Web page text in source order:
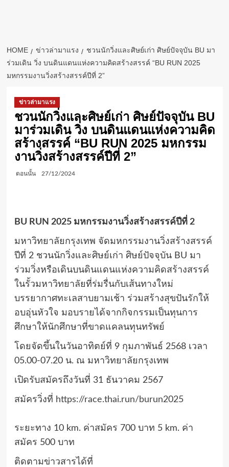
HOME ข่าวล่ามาแรง
ชวนนักวิ่งและศิษย์เก่า ศิษย์ปัจจุบัน BU มา
ร่วมเดิน วิ่ง บนดินแดนแห่งความคิดสร้างสรรค์ “BU RUN 2025
มหกรรมงานวิ่งสร้างสรรค์ปีที่ 2”
ข่าวล่ามาแรง
ชวนนักวิ่งและศิษย์เก่า ศิษย์ปัจจุบัน BU
มาร่วมเดิน วิ่ง บนดินแดนแห่งความคิด
สร้างสรรค์ “BU RUN 2025 มหกรรม
งานวิ่งสร้างสรรค์ปีที่ 2”
ตอนนั้น 27/12/2024
BU RUN 2025 มหกรรมงานวิ่งสร้างสรรค์ปีที่ 2
มหาวิทยาลัยกรุงเทพ จัดมหกรรมงานวิ่งสร้างสรรค์
ปีที่ 2 ชวนนักวิ่งและศิษย์เก่า ศิษย์ปัจจุบัน BU มา
ร่วมวิ่งหรือเดินบนดินแดนแห่งความคิดสร้างสรรค์
ในรั้วมหาวิทยาลัยที่ร่มรื่นกับเส้นทางใหม่
บรรยากาศทะเลสาบยามเช้า ร่วมสร้างสุขปันรักให้
อบอุ่นหัวใจ มอบรายได้จากกิจกรรมเป็นทุนการ
ศึกษาให้นักศึกษาที่ขาดแคลนทุนทรัพย์
โดยจัดขึ้นในวันอาทิตย์ที่ 9 กุมภาพันธ์ 2568 เวลา
05.00-07.20 น. ณ มหาวิทยาลัยกรุงเทพ
เปิดรับสมัครถึงวันที่ 31 ธันวาคม 2567
สมัครวิ่งที่ https://race.thai.run/burun2025
ระยะทาง 10 km. ค่าสมัคร 700 บาท 5 km. ค่า
สมัคร 500 บาท
ติดตามข่าวสารได้ที่